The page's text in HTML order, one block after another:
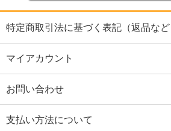
特定商取引法に基づく表記（返品など
マイアカウント
お問い合わせ
支払い方法について